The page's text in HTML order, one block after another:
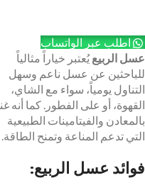
اطلب عبر الواتساب
عسل الربيعيُعتبر خياراً مثالياً
للباحثين عن عسل ناعم وسهل
التناول يومياً، سواء مع الشاي،
القهوة، أو على الفطور. كما أنه
بالمعادن والفيتامينات الطبيعية
التي تدعم المناعة وتمنح الطاقة.
فوائد عسل الربيع: